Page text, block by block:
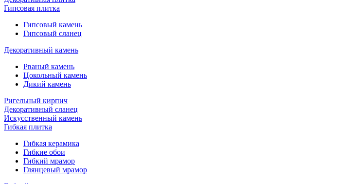
Гипсовая плитка
Гипсовый камень
Гипсовый сланец
Декоративный камень
Рваный камень
Цокольный камень
Дикий камень
Ригельный кирпич
Декоративный сланец
Искусственный камень
Гибкая плитка
Гибкая керамика
Гибкие обои
Гибкий мрамор
Глянцевый мрамор